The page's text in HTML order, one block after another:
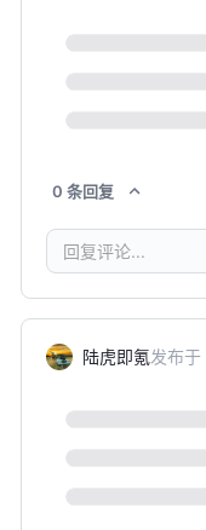
0 条回复
陆虎即氪发布于